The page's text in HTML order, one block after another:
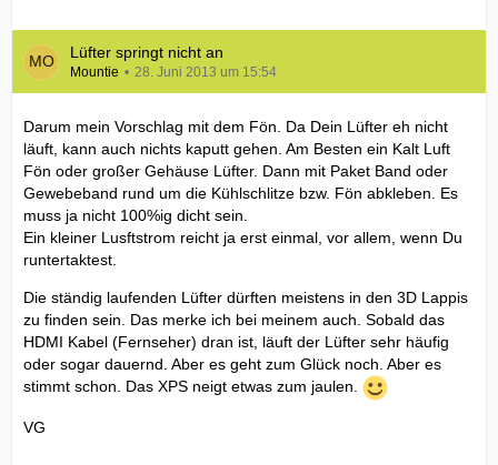
Lüfter springt nicht an
Mountie 28. Juni 2013 um 15:54
Darum mein Vorschlag mit dem Fön. Da Dein Lüfter eh nicht
läuft, kann auch nichts kaputt gehen. Am Besten ein Kalt Luft
Fön oder großer Gehäuse Lüfter. Dann mit Paket Band oder
Gewebeband rund um die Kühlschlitze bzw. Fön abkleben. Es
muss ja nicht 100%ig dicht sein.
Ein kleiner Lusftstrom reicht ja erst einmal, vor allem, wenn Du
runtertaktest.
Die ständig laufenden Lüfter dürften meistens in den 3D Lappis
zu finden sein. Das merke ich bei meinem auch. Sobald das
HDMI Kabel (Fernseher) dran ist, läuft der Lüfter sehr häufig
oder sogar dauernd. Aber es geht zum Glück noch. Aber es
stimmt schon. Das XPS neigt etwas zum jaulen.
VG